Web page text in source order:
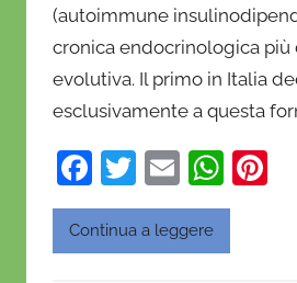
n
i
e
D
'
(autoimmune
cronica endocrinologica più
evolutiva. Il primo in Italia
esclusivamente a questa
F
a
c
T
w
itt
E
m
ai
W
h
Continua a leggere